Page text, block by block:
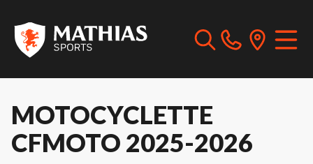
MOTOCYCLETTE
CFMOTO 2025-2026